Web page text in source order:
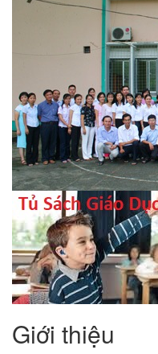
Giới thiệu